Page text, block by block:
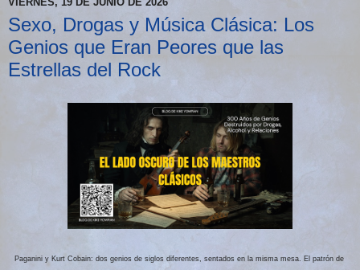
Sexo, Drogas y Música Clásica: Los
Genios que Eran Peores que las
Estrellas del Rock
Paganini y Kurt Cobain: dos genios de siglos diferentes, sentados en la misma mesa. El patrón de